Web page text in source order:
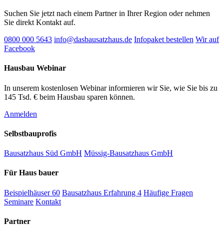
Suchen Sie jetzt nach einem Partner in Ihrer Region oder nehmen
Sie direkt Kontakt auf.
0800 000 5643 info@dasbausatzhaus.de Infopaket bestellen Wir auf
Facebook
Hausbau Webinar
In unserem kostenlosen Webinar informieren wir Sie, wie Sie bis zu
145 Tsd. € beim Hausbau sparen können.
Anmelden
Selbstbauprofis
Bausatzhaus Süd GmbH Müssig-Bausatzhaus GmbH
Für Haus bauer
Beispielhäuser60 Bausatzhaus Erfahrung 4 Häufige Fragen
Seminare Kontakt
Partner